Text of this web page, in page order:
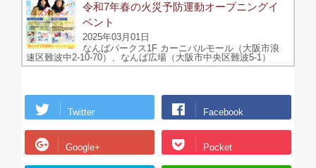
令和7年春の火災予防運動オープニングイ
ベント
2025年03月01日
なんばパークス1F カーニバルモール（大阪市浪
速区難波中2-10-70）、なんば広場（大阪市中央区難波5-1）
Twitter Facebook
Google+ Pocket